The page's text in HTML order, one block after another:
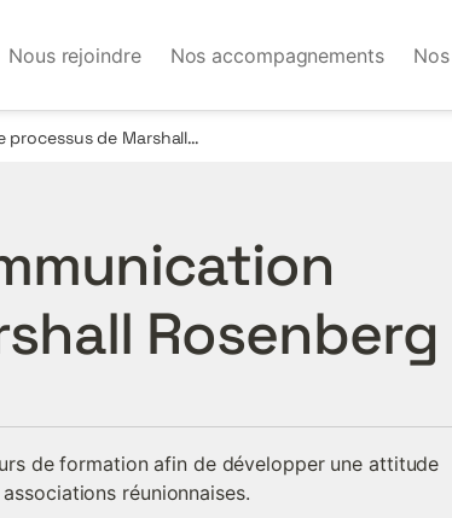
Nous rejoindre Nos accompagnements
2 jours d’initiation à la communication selon le processus de Marshall Rosenberg
Rosenberg
de formation afin de développer une attitude
réunionnaises.